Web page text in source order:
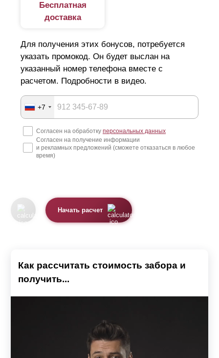
Бесплатная
доставка
Для получения этих бонусов, потребуется
указать промокод. Он будет выслан на
указанный номер телефона вместе с
расчетом. Подробности в видео.
+7
Согласен на обработку персональных данных
Согласен на получение информации
и рекламных предложений (сможете отказаться в любое
время)
Начать расчет
Как рассчитать стоимость забора и
получить...